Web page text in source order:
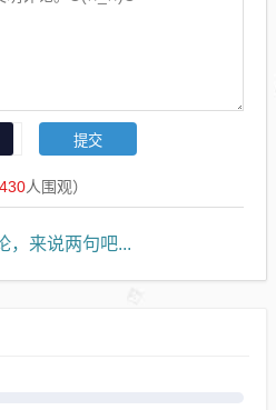
人围观）
，来说两句吧...